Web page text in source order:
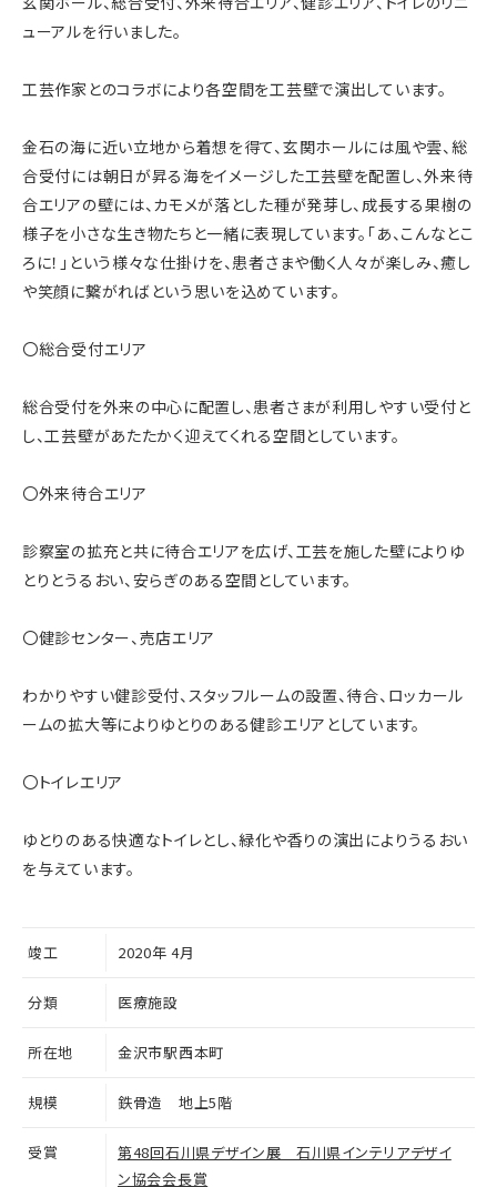
竣工 2020年 4月
分類 医療施設
所在地 金沢市駅西本町
規模 鉄骨造 地上5階
受賞
第48回石川県デザイン展 石川県インテリアデザイ
ン協会会長賞
ューアルを行いました。
工芸作家とのコラボにより各空間を工芸壁で演出しています。
金石の海に近い立地から着想を得て、玄関ホールには風や雲、総
合受付には朝日が昇る海をイメージした工芸壁を配置し、外来待
合エリアの壁には、カモメが落とした種が発芽し、成長する果樹の
様子を小さな生き物たちと一緒に表現しています。「あ、こんなとこ
ろに！」という様々な仕掛けを、患者さまや働く人々が楽しみ、癒し
や笑顔に繋がればという思いを込めています。
〇総合受付エリア
総合受付を外来の中心に配置し、患者さまが利用しやすい受付と
し、工芸壁があたたかく迎えてくれる空間としています。
〇外来待合エリア
診察室の拡充と共に待合エリアを広げ、工芸を施した壁によりゆ
とりとうるおい、安らぎのある空間としています。
〇健診センター、売店エリア
わかりやすい健診受付、スタッフルームの設置、待合、ロッカール
ームの拡大等によりゆとりのある健診エリアとしています。
〇トイレエリア
ゆとりのある快適なトイレとし、緑化や香りの演出によりうるおい
を与えています。